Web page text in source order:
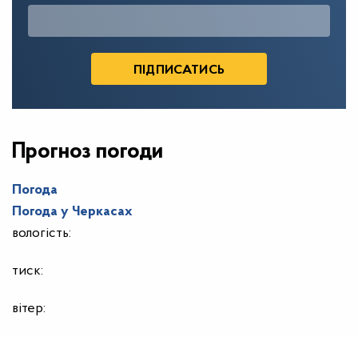
Прогноз погоди
Погода
Погода у Черкасах
вологість:
тиск:
вітер: